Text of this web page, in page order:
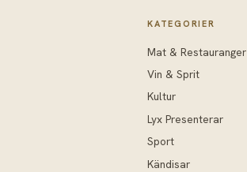
KATEGORIER
Mat & Restauranger
Vin & Sprit
Kultur
Lyx Presenterar
Sport
Kändisar